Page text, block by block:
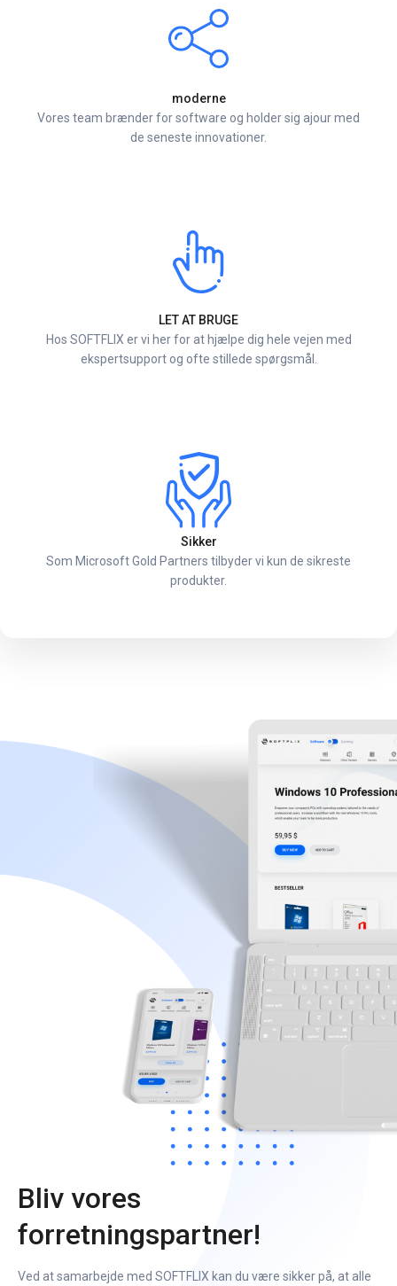
moderne
Vores team brænder for software og holder sig ajour med
de seneste innovationer.
LET AT BRUGE
Hos SOFTFLIX er vi her for at hjælpe dig hele vejen med
ekspertsupport og ofte stillede spørgsmål.
Sikker
Som Microsoft Gold Partners tilbyder vi kun de sikreste
produkter.
Bliv vores
forretningspartner!
Ved at samarbejde med SOFTFLIX kan du være sikker på, at alle